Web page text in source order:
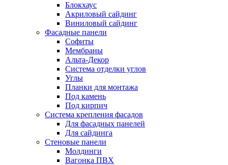
Блокхаус
Акриловый сайдинг
Виниловый сайдинг
Фасадные панели
Софиты
Мембраны
Альта-Декор
Система отделки углов
Углы
Планки для монтажа
Под камень
Под кирпич
Система крепления фасадов
Для фасадных панелей
Для сайдинга
Стеновые панели
Молдинги
Вагонка ПВХ